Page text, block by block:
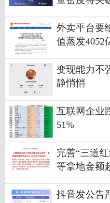
外卖平台要
值蒸发4052
变现能力不
静悄悄
互联网企业
51%
完善“三道
等拿地金额
抖音发公告